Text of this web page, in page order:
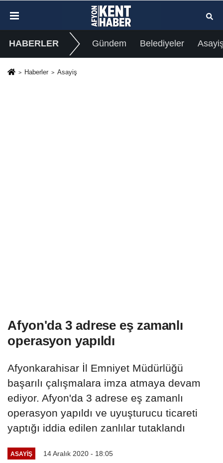
HABERLER Gündem Belediyeler
Haberler Asayiş
Afyon'da 3 adrese eş zamanlı
operasyon yapıldı
Afyonkarahisar İl Emniyet Müdürlüğü
başarılı çalışmalara imza atmaya devam
ediyor. Afyon'da 3 adrese eş zamanlı
operasyon yapıldı ve uyuşturucu ticareti
yaptığı iddia edilen zanlılar tutaklandı
ASAYIŞ 14 Aralık 2020 - 18:05